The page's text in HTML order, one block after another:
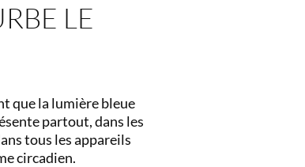
LE
que la lumière bleue
partout, dans les
tous les appareils
circadien.